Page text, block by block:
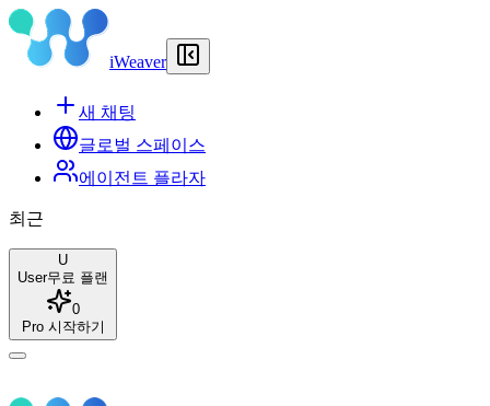
iWeaver
새 채팅
글로벌 스페이스
에이전트 플라자
최근
U
User무료 플랜
0
Pro 시작하기